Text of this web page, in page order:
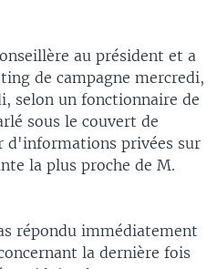
au président et a
de campagne mercredi,
selon un fonctionnaire de
sous le couvert de
d'informations privées sur
la plus proche de M.
répondu immédiatement
la dernière fois